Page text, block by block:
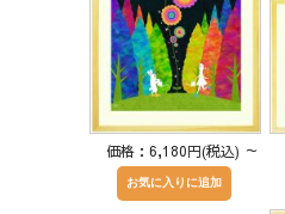
価格：6,180円(税込) ～